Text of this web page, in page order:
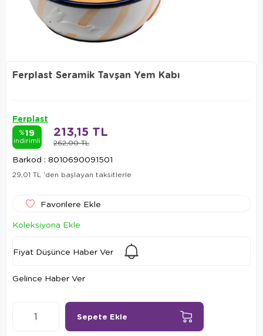
Ferplast Seramik Tavşan Yem Kabı
Ferplast
%19
indirimli 262,00 TL
213,15 TL
Barkod : 8010690091501
29,01 TL 'den başlayan taksitlerle
Favorilere Ekle
Koleksiyona Ekle
Fiyat Düşünce Haber Ver
Gelince Haber Ver